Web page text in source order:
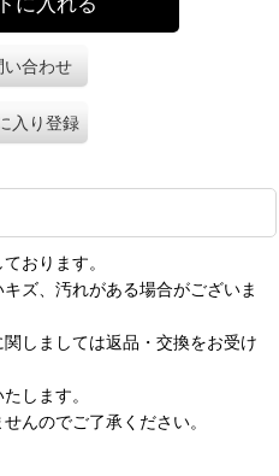
い合わせ
入り登録
おります。
ズ、汚れがある場合がございま
しましては返品・交換をお受け
します。
んのでご了承ください。